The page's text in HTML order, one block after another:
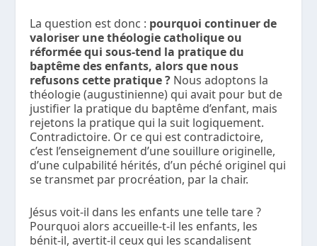
La question est donc : pourquoi continuer de
valoriser une théologie catholique ou
réformée qui sous-tend la pratique du
baptême des enfants, alors que nous
refusons cette pratique ? Nous adoptons la
théologie (augustinienne) qui avait pour but de
justifier la pratique du baptême d’enfant, mais
rejetons la pratique qui la suit logiquement.
Contradictoire. Or ce qui est contradictoire,
c’est l’enseignement d’une souillure originelle,
d’une culpabilité hérités, d’un péché originel qui
se transmet par procréation, par la chair.
Jésus voit-il dans les enfants une telle tare ?
Pourquoi alors accueille-t-il les enfants, les
bénit-il, avertit-il ceux qui les scandalisent